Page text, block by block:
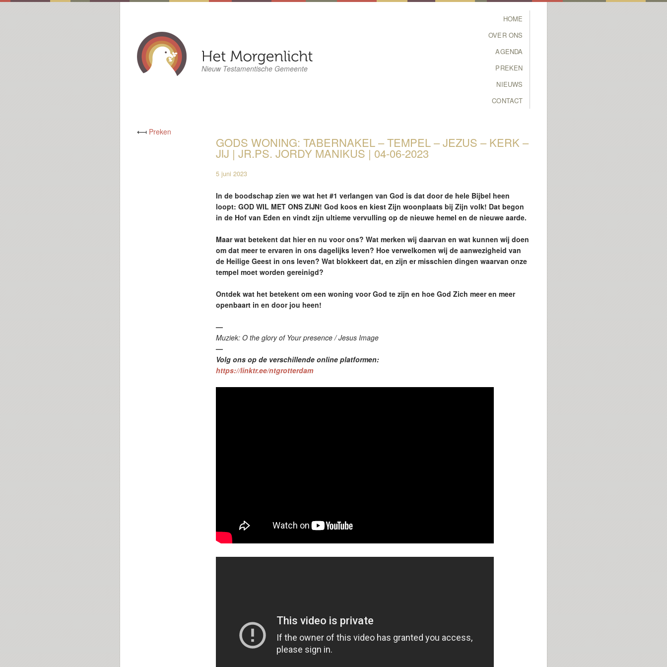
Nieuw Testamentische Gemeente
SKIP TO PRIMARY
CONTENT
SKIP TO SECONDARY
CONTENT
HOME
OVER ONS
AGENDA
PREKEN
NIEUWS
CONTACT
⟻ Preken
GODS WONING: TABERNAKEL – TEMPEL – JEZUS – KERK –
JIJ | JR.PS. JORDY MANIKUS | 04-06-2023
5 juni 2023
In de boodschap zien we wat het #1 verlangen van God is dat door de hele Bijbel heen
loopt: GOD WIL MET ONS ZIJN! God koos en kiest Zijn woonplaats bij Zijn volk! Dat begon
in de Hof van Eden en vindt zijn ultieme vervulling op de nieuwe hemel en de nieuwe aarde.
Maar wat betekent dat hier en nu voor ons? Wat merken wij daarvan en wat kunnen wij doen
om dat meer te ervaren in ons dagelijks leven? Hoe verwelkomen wij de aanwezigheid van
de Heilige Geest in ons leven? Wat blokkeert dat, en zijn er misschien dingen waarvan onze
tempel moet worden gereinigd?
Ontdek wat het betekent om een woning voor God te zijn en hoe God Zich meer en meer
openbaart in en door jou heen!
—
Muziek: O the glory of Your presence / Jesus Image
—
Volg ons op de verschillende online platformen:
https://linktr.ee/ntgrotterdam